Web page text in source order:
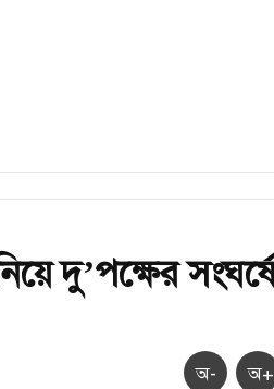
দু’পক্ষের
অ- অ+